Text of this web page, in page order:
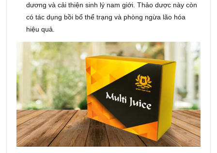
dương và cải thiện sinh lý nam giới. Thảo dược này còn
có tác dụng bồi bổ thể trạng và phòng ngừa lão hóa
hiệu quả.